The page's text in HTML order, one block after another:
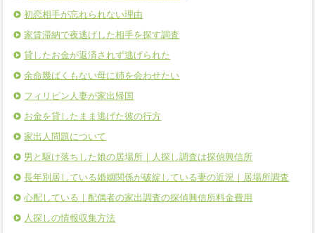
初恋相手が忘れられない理由
家賃滞納で夜逃げした相手を探す調査
貸したお金が返済されず逃げられた
余命幾ばくもない母に姉を会わせたい
フィリピン人妻が家出帰国
お金を貸したまま逃げた彼の行方
家出人問題について
男と駆け落ちした娘の居場所｜人探し調査は探偵興信所
長年別居している婚姻関係が破綻している妻の近況｜居場所調査
心配している｜配偶者の家出調査の探偵興信所料金費用
人探しの情報収集方法